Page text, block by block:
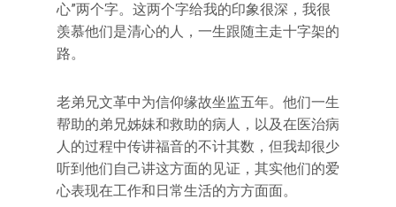
心”两个字。这两个字给我的印象很深，我很
羡慕他们是清心的人，一生跟随主走十字架的
路。
老弟兄文革中为信仰缘故坐监五年。他们一生
帮助的弟兄姊妹和救助的病人，以及在医治病
人的过程中传讲福音的不计其数，但我却很少
听到他们自己讲这方面的见证，其实他们的爱
心表现在工作和日常生活的方方面面。